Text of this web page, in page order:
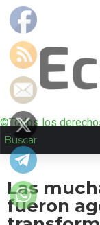
©Todos los
Las
fueron